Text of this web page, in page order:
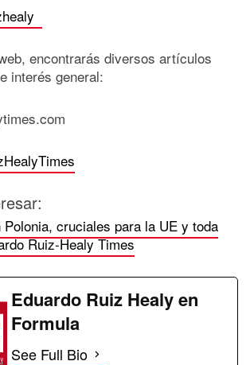
encontrarás diversos artículos
interés general:
cruciales para la UE y toda
Ruiz-Healy Times
Eduardo Ruiz Healy en
Formula
See Full Bio